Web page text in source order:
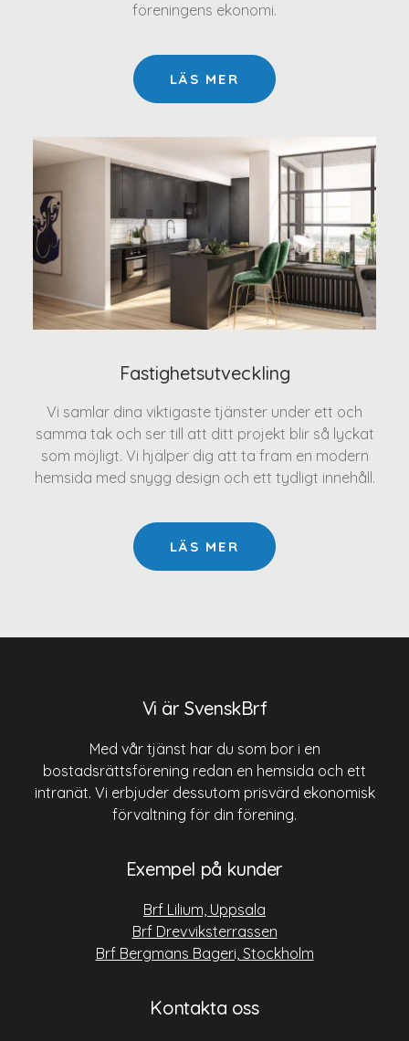
föreningens ekonomi.
LÄS MER
Fastighetsutveckling
Vi samlar dina viktigaste tjänster under ett och
samma tak och ser till att ditt projekt blir så lyckat
som möjligt. Vi hjälper dig att ta fram en modern
hemsida med snygg design och ett tydligt innehåll.
LÄS MER
Vi är SvenskBrf
Med vår tjänst har du som bor i en
bostadsrättsförening redan en hemsida och ett
intranät. Vi erbjuder dessutom prisvärd ekonomisk
förvaltning för din förening.
Exempel på kunder
Brf Lilium, Uppsala
Brf Drevviksterrassen
Brf Bergmans Bageri, Stockholm
Kontakta oss